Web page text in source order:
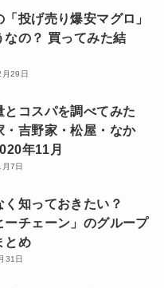
「投げ売り爆安マグロ」
なの？ 買ってみた結
29日
とコスパを調べてみた
・吉野家・松屋・なか
年11月
7日
く知っておきたい？
ーチェーン」のグループ
とめ
31日